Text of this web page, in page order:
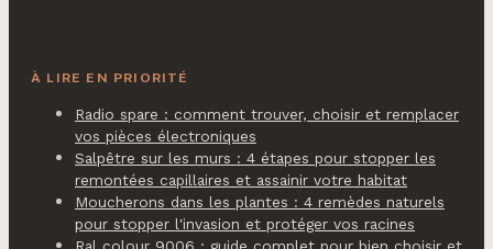
À LIRE EN PRIORITÉ
Radio spare : comment trouver, choisir et remplacer
vos pièces électroniques
Salpêtre sur les murs : 4 étapes pour stopper les
remontées capillaires et assainir votre habitat
Moucherons dans les plantes : 4 remèdes naturels
pour stopper l'invasion et protéger vos racines